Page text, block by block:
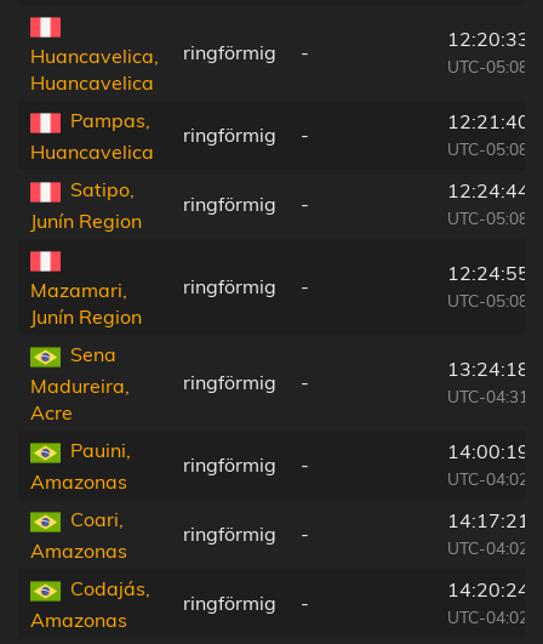
Huancavelica,
Huancavelica
ringförmig -
12:20:33
UTC-05:08
Pampas,
Huancavelica
ringförmig -
12:21:40
UTC-05:08
Satipo,
Junín Region
ringförmig -
12:24:44
UTC-05:08
Mazamari,
Junín Region
ringförmig -
12:24:55
UTC-05:08
Sena
Madureira,
Acre
ringförmig -
13:24:18
UTC-04:31
Pauini,
Amazonas
ringförmig -
14:00:19
UTC-04:02
Coari,
Amazonas
ringförmig -
14:17:21
UTC-04:02
Codajás,
Amazonas
ringförmig -
14:20:24
UTC-04:02